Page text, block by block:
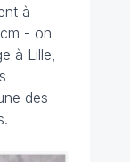
à
- on
à Lille,
des